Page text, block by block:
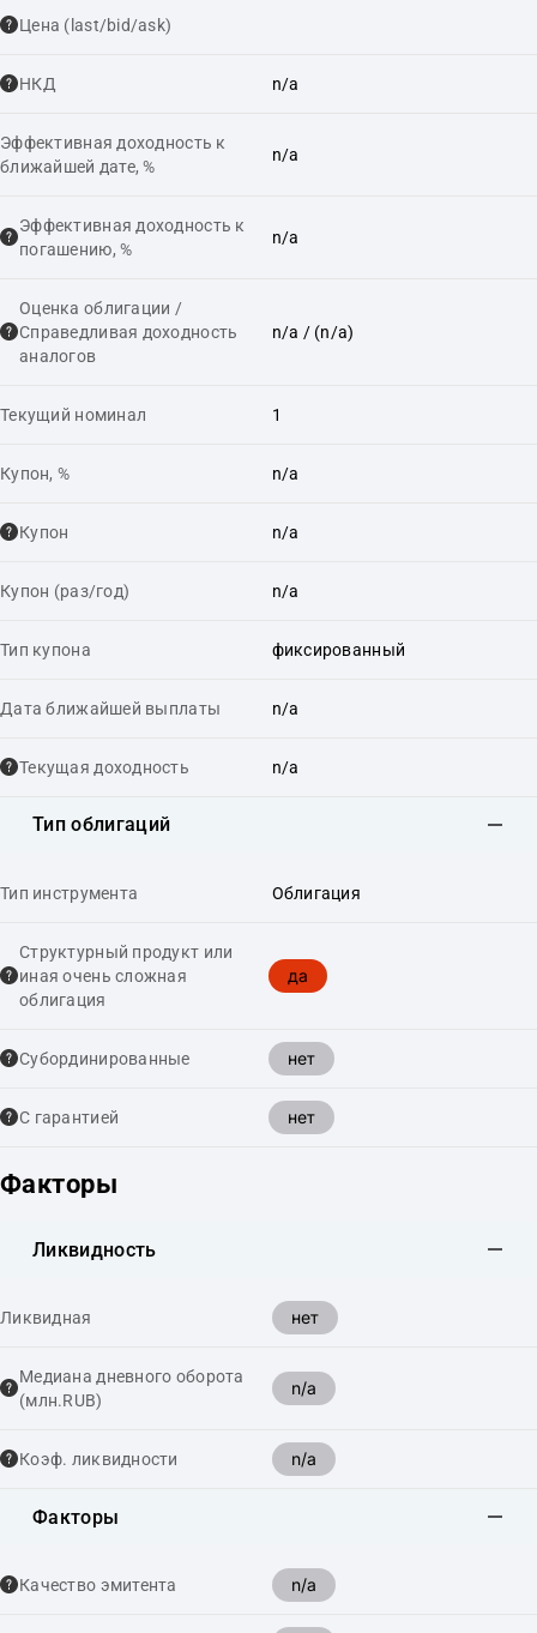
Цена (last/bid/ask)
НКД n/a
Эффективная доходность к
ближайшей дате, %
n/a
Эффективная доходность к
погашению, %
n/a
Оценка облигации /
Справедливая доходность
аналогов
n/a / (n/a)
Текущий номинал 1
Купон, % n/a
Купон n/a
Купон (раз/год) n/a
Тип купона фиксированный
Дата ближайшей выплаты n/a
Текущая доходность n/a
Тип облигаций
Тип инструмента Облигация
Структурный продукт или
иная очень сложная
облигация
да
Cубординированные нет
С гарантией нет
Факторы
Ликвидность
Ликвидная нет
Медиана дневного оборота
(млн.RUB)
n/a
Коэф. ликвидности n/a
Факторы
Качество эмитента n/a